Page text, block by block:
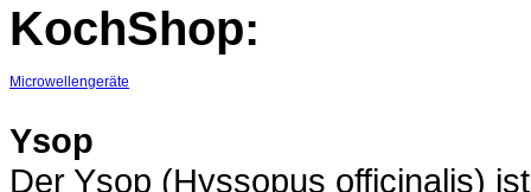
KochShop:
Microwellengeräte
Ysop
Der Ysop (Hyssopus officinalis)